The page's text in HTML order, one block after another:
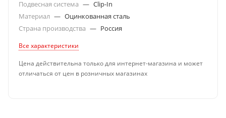
Подвесная система — Clip-In
Материал — Оцинкованная сталь
Страна производства — Россия
Все характеристики
Цена действительна только для интернет-магазина и может
отличаться от цен в розничных магазинах